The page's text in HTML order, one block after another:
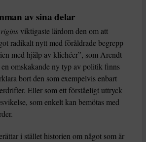
av sina delar
viktigaste lärdom den om att
radikalt nytt med föråldrade begrepp
med hjälp av klichéer”, som Arendt
omskakande ny typ av politik finns
bort den som exempelvis enbart
Eller som ett förståeligt uttryck
som enkelt kan bemötas med
i stället historien om något som är